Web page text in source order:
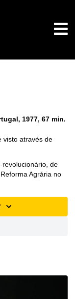
1977, 67 min.
visto através de
classes,
e pela
e de propriedade.
sindicatos,
estabelecer uma
de
revolucionário, de
Agrária no